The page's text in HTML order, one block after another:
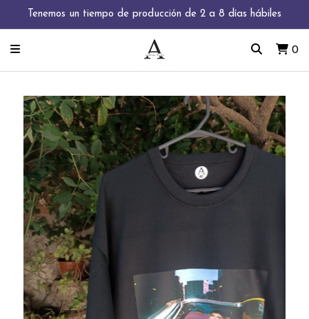
Tenemos un tiempo de producción de 2 a 8 días hábiles
0